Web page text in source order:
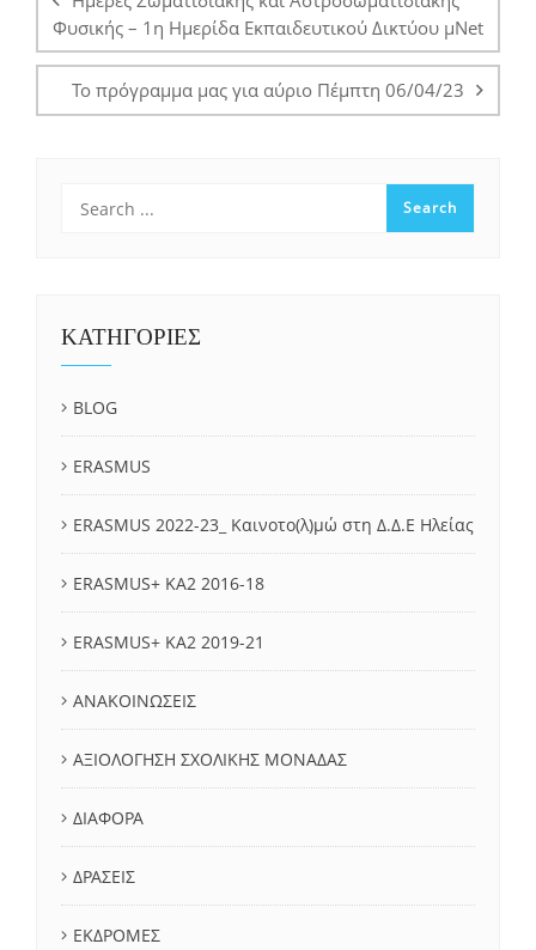
Φυσικής – 1η Ημερίδα Εκπαιδευτικού Δικτύου μNet
Το πρόγραμμα μας για αύριο Πέμπτη 06/04/23
ΚΑΤΗΓΟΡΙΕΣ
BLOG
ERASMUS
ERASMUS 2022-23_ Καινοτο(λ)μώ στη Δ.Δ.Ε Ηλείας
ERASMUS+ KA2 2016-18
ERASMUS+ KA2 2019-21
ΑΝΑΚΟΙΝΩΣΕΙΣ
ΑΞΙΟΛΟΓΗΣΗ ΣΧΟΛΙΚΗΣ ΜΟΝΑΔΑΣ
ΔΙΑΦΟΡΑ
ΔΡΑΣΕΙΣ
ΕΚΔΡΟΜΕΣ